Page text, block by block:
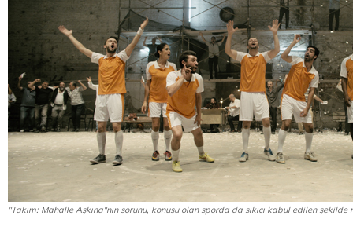
"Takım: Mahalle Aşkına"nın sorunu, konusu olan sporda da sıkıcı kabul edilen